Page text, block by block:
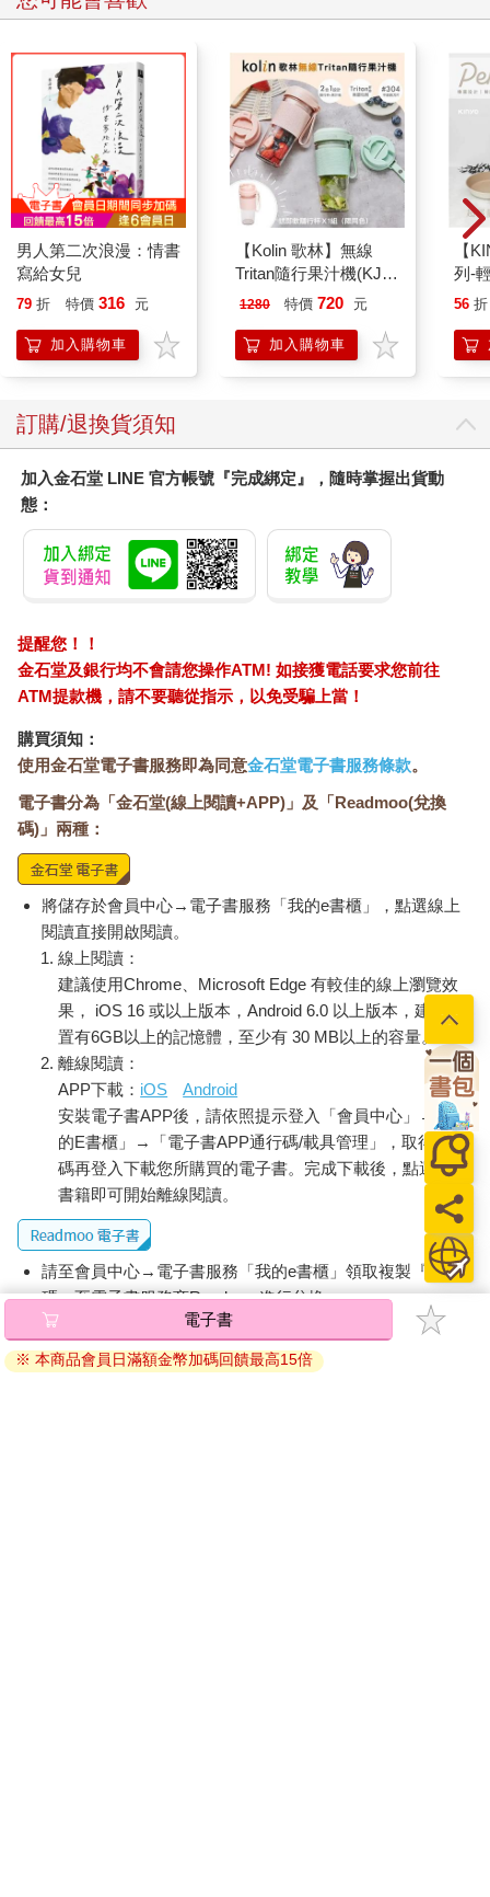
姚谦 二○一七年二月
自序
二十多年前，我在書中看到一則趣聞。一位法國收藏家病入膏
肓，十多天昏迷不醒。醫生對家屬說：「藥劑已經無能為力了，
只能試一下喚醒治療，你們在病人耳邊反復說一件他最擔心、最
害怕的事情，刺激一下他昏睡的大腦。」收藏家的妻子想了想，
便在病人耳邊說道：「我不想再跟你過了，我要跟你離婚。」可
是，無論這句話重複多少遍，收藏家一點反應也沒有。女兒看到
母親的招數不靈，沖著父親喊道：「爸，我把你收藏的油畫全賣
掉啦！」女兒只喊了幾句，收藏家的嘴唇就開始顫動起來，過了
一會兒，他微弱地吐出一個字：「No！」
記得看到這條趣聞時，我曾心中暗笑，覺得這位收藏家真是一個
奇特的守財奴。然而真沒想到，二十載過後，自己也變成了一個
男人第二次浪漫：情書
寫給女兒
79 折 特價 316 元
加入購物車
【Kolin 歌林】無線
Tritan隨行果汁機(KJE-
MN502)
1280 特價 720 元
加入購物車
【
列-
平
56 折
訂購/退換貨須知
加入金石堂 LINE 官方帳號『完成綁定』，隨時掌握出貨動
態：
提醒您！！
金石堂及銀行均不會請您操作ATM! 如接獲電話要求您前往
ATM提款機，請不要聽從指示，以免受騙上當！
購買須知：
使用金石堂電子書服務即為同意金石堂電子書服務條款。
電子書分為「金石堂(線上閱讀+APP)」及「Readmoo(兌換
碼)」兩種：
將儲存於會員中心→電子書服務「我的e書櫃」，點選線上
閱讀直接開啟閱讀。
線上閱讀：
建議使用Chrome、Microsoft Edge 有較佳的線上瀏覽效
果， iOS 16 或以上版本，Android 6.0 以上版本，建議裝
置有6GB以上的記憶體，至少有 30 MB以上的容量。
離線閱讀：
APP下載： iOS
Android
安裝電子書APP後，請依照提示登入「會員中心」→「我
的E書櫃」→「電子書APP通行碼/載具管理」，取得通行
碼再登入下載您所購買的電子書。完成下載後，點選任一
書籍即可開始離線閱讀。
請至會員中心→電子書服務「我的e書櫃」領取複製『兌換
碼』至電子書服務商Readmoo進行兌換。
退換貨須知：
因版權保護，您在金石堂所購買的電子書僅能以金石堂專屬
電子書
※ 本商品會員日滿額金幣加碼回饋最高15倍